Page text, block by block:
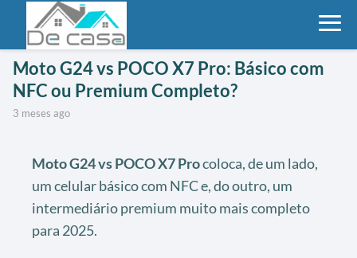
Moto G24 vs POCO X7 Pro: Básico com
NFC ou Premium Completo?
3 meses ago
Moto G24 vs POCO X7 Procoloca, de um lado,
um celular básico com NFC e, do outro, um
intermediário premium muito mais completo
para 2025.